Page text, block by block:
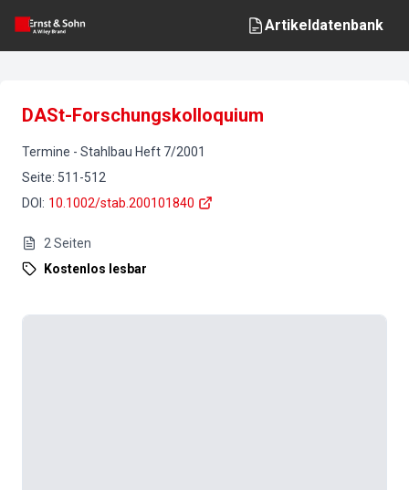
Artikeldatenbank
DASt-Forschungskolloquium
Termine - Stahlbau Heft 7/2001
Seite: 511-512
DOI : 10.1002/stab.200101840
2 Seiten
Kostenlos lesbar